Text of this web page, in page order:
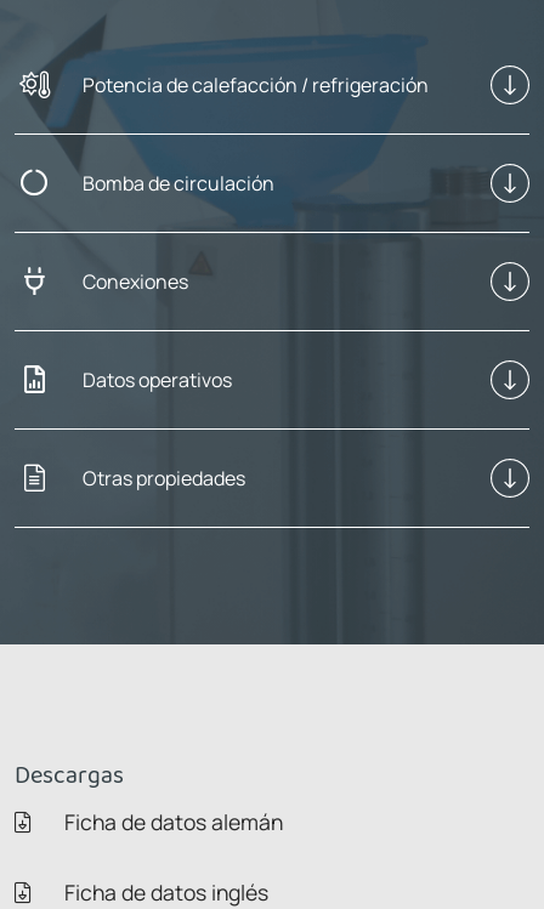
Potencia de calefacción / refrigeración
Bomba de circulación
Conexiones
Datos operativos
Otras propiedades
Descargas
Ficha de datos alemán
Ficha de datos inglés